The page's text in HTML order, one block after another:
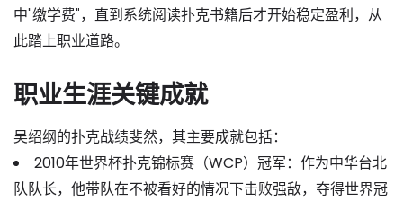
中"缴学费"，直到系统阅读扑克书籍后才开始稳定盈利，从
此踏上职业道路。
职业生涯关键成就
吴绍纲的扑克战绩斐然，其主要成就包括：
2010年世界杯扑克锦标赛（WCP）冠军：作为中华台北
队队长，他带队在不被看好的情况下击败强敌，夺得世界冠